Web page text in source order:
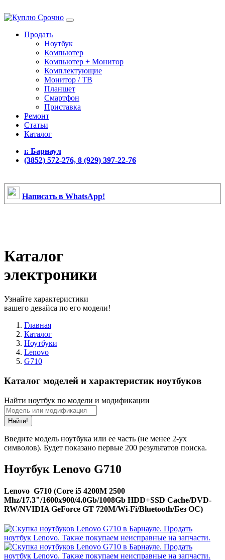
Продать
Ноутбук
Компьютер
Компьютер + Монитор
Комплектующие
Монитор / ТВ
Планшет
Смартфон
Приставка
Ремонт
Статьи
Каталог
г. Барнаул
(3852) 572-276, 8 (929) 397-22-76
Написать в WhatsApp!
Каталог
электроники
Узнайте характеристики
вашего девайса по его модели!
Главная
Каталог
Ноутбуки
Lenovo
G710
Каталог моделей и характеристик ноутбуков
Найти ноутбук по модели и модификации
Найти!
Введите модель ноутбука или ее часть (не менее 2-ух
символов). Будет показано первые 200 результатов поиска.
Ноутбук Lenovo G710
Lenovo G710 (Core i5 4200M 2500
Mhz/17.3"/1600x900/4.0Gb/1008Gb HDD+SSD Cache/DVD-
RW/NVIDIA GeForce GT 720M/Wi-Fi/Bluetooth/Без ОС)